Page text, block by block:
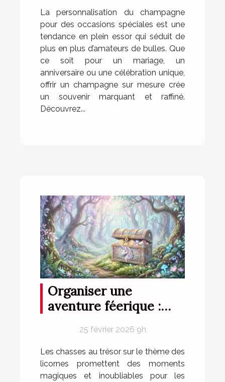
La personnalisation du champagne
pour des occasions spéciales est une
tendance en plein essor qui séduit de
plus en plus d’amateurs de bulles. Que
ce soit pour un mariage, un
anniversaire ou une célébration unique,
offrir un champagne sur mesure crée
un souvenir marquant et raffiné.
Découvrez...
Organiser une
aventure féerique :
chasse au trésor sur le
thème des licornes
25 février 2026 9h
Les chasses au trésor sur le thème des
licornes promettent des moments
magiques et inoubliables pour les